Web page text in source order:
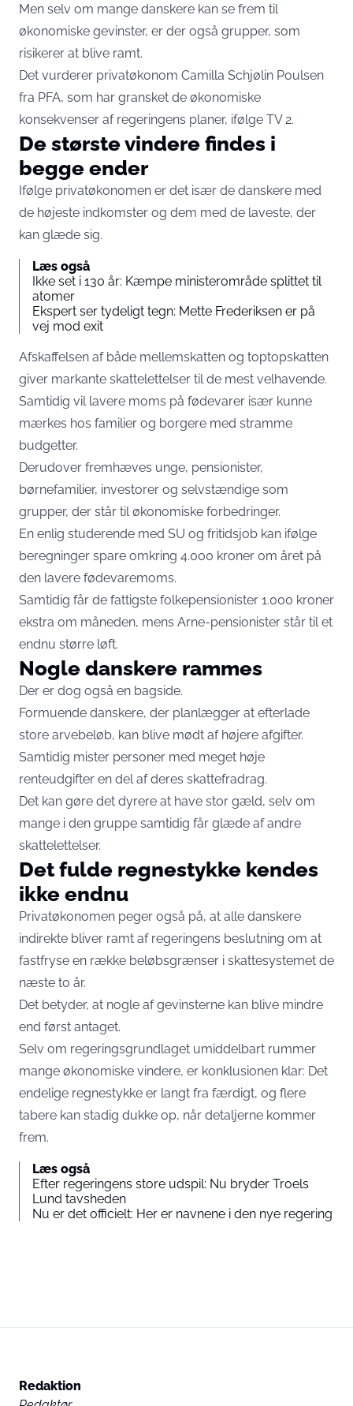
Men selv om mange danskere kan se frem til
økonomiske gevinster, er der også grupper, som
risikerer at blive ramt.
Det vurderer privatøkonom Camilla Schjølin Poulsen
fra PFA, som har gransket de økonomiske
konsekvenser af regeringens planer, ifølge TV 2.
De største vindere findes i
begge ender
Ifølge privatøkonomen er det især de danskere med
de højeste indkomster og dem med de laveste, der
kan glæde sig.
Læs også
Ikke set i 130 år: Kæmpe ministerområde splittet til
atomer
Ekspert ser tydeligt tegn: Mette Frederiksen er på
vej mod exit
Afskaffelsen af både mellemskatten og toptopskatten
giver markante skattelettelser til de mest velhavende.
Samtidig vil lavere moms på fødevarer især kunne
mærkes hos familier og borgere med stramme
budgetter.
Derudover fremhæves unge, pensionister,
børnefamilier, investorer og selvstændige som
grupper, der står til økonomiske forbedringer.
En enlig studerende med SU og fritidsjob kan ifølge
beregninger spare omkring 4.000 kroner om året på
den lavere fødevaremoms.
Samtidig får de fattigste folkepensionister 1.000 kroner
ekstra om måneden, mens Arne-pensionister står til et
endnu større løft.
Nogle danskere rammes
Der er dog også en bagside.
Formuende danskere, der planlægger at efterlade
store arvebeløb, kan blive mødt af højere afgifter.
Samtidig mister personer med meget høje
renteudgifter en del af deres skattefradrag.
Det kan gøre det dyrere at have stor gæld, selv om
mange i den gruppe samtidig får glæde af andre
skattelettelser.
Det fulde regnestykke kendes
ikke endnu
Privatøkonomen peger også på, at alle danskere
indirekte bliver ramt af regeringens beslutning om at
fastfryse en række beløbsgrænser i skattesystemet de
næste to år.
Det betyder, at nogle af gevinsterne kan blive mindre
end først antaget.
Selv om regeringsgrundlaget umiddelbart rummer
mange økonomiske vindere, er konklusionen klar: Det
endelige regnestykke er langt fra færdigt, og flere
tabere kan stadig dukke op, når detaljerne kommer
frem.
Læs også
Efter regeringens store udspil: Nu bryder Troels
Lund tavsheden
Nu er det officielt: Her er navnene i den nye regering
Redaktion